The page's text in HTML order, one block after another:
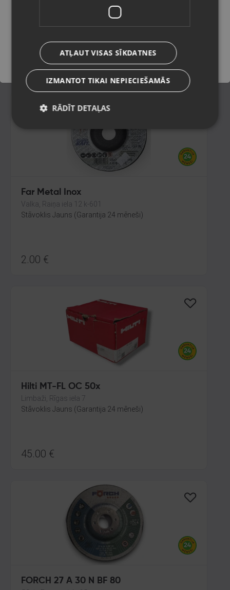
Stāvoklis Jauns (Garantija 24 mēneši)
17.00€
Far Metal Inox
Valka, Raiņa iela 12 k-601
Stāvoklis Jauns (Garantija 24 mēneši)
2.00 €
Hilti MT-FL OC 50x
Limbaži, Rīgas iela 7
Stāvoklis Jauns (Garantija 24 mēneši)
45.00 €
FORCH 27 A 30 N BF 80
Saglabāt
ATĻAUT VISAS SĪKDATNES
IZMANTOT TIKAI NEPIECIEŠAMĀS
RĀDĪT DETAĻAS